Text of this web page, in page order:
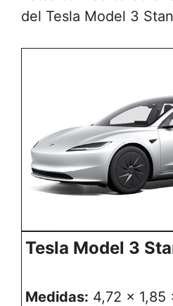
del Tesla Model 3
Tesla Model 3
Medidas: 4,72 x 1,85